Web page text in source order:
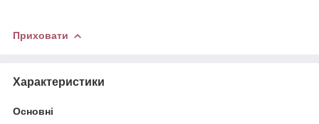
Приховати
Характеристики
Основні